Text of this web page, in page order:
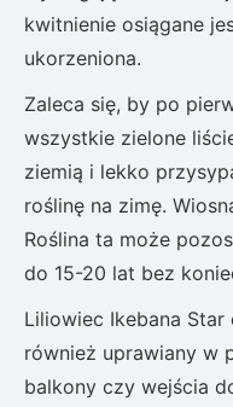
kwitnienie osiągane
ukorzeniona.
Zaleca się, by po
wszystkie zielone
ziemią i lekko
roślinę na zimę.
Roślina ta może
do 15-20 lat bez
Liliowiec Ikebana
również uprawiany w
balkony czy wejścia